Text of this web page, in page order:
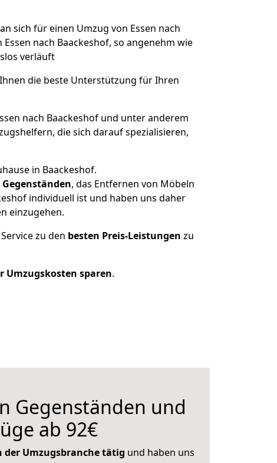
sich für einen Umzug von Essen nach
nach Baackeshof, so angenehm wie
verläuft
die beste Unterstützung für Ihren
nach Baackeshof und unter anderem
die sich darauf spezialisieren,
in Baackeshof.
Gegenständen, das Entfernen von Möbeln
individuell ist und haben uns daher
einzugehen.
zu den besten Preis-Leistungen zu
Umzugskosten sparen.
Gegenständen und
ab 92€
der Umzugsbranche tätig und haben uns